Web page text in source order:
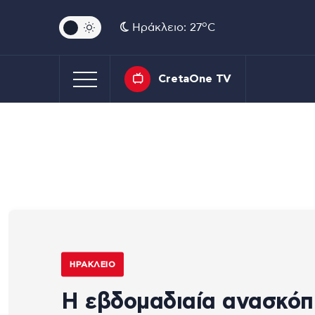
Ηράκλειο: 27oC
CretaOne TV
ΗΡΆΚΛΕΙΟ
Η εβδομαδιαία